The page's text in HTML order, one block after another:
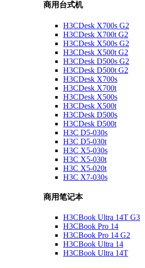
商用台式机
H3CDesk X700s G2
H3CDesk X700t G2
H3CDesk X500s G2
H3CDesk X500t G2
H3CDesk D500s G2
H3CDesk D500t G2
H3CDesk X700s
H3CDesk X700t
H3CDesk X500s
H3CDesk X500t
H3CDesk D500s
H3CDesk D500t
H3C D5-030s
H3C D5-030t
H3C X5-030s
H3C X5-030t
H3C X5-020t
H3C X7-030s
商用笔记本
H3CBook Ultra 14T G3
H3CBook Pro 14
H3CBook Pro 14 G2
H3CBook Ultra 14
H3CBook Ultra 14T